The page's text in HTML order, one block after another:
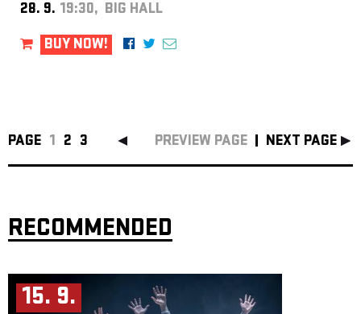
28. 9. 19:30, BIG HALL
BUY NOW!
PAGE 1 2 3 PREVIEW PAGE NEXT PAGE
RECOMMENDED
15. 9.